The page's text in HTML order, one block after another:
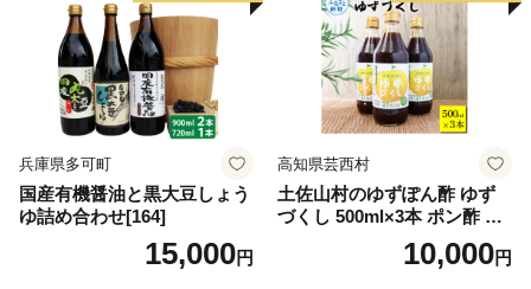
兵庫県多可町
国産有機醤油と黒大豆しょう
ゆ詰め合わせ[164]
15,000円
高知県芸西村
土佐山村のゆずぽん酢 ゆず
づくし 500ml×3本 ポン酢 ポ
ンズ ゆず 柚子 調味料 さっぱ
り 美味しい おいしい 鍋 しゃ
10,000円